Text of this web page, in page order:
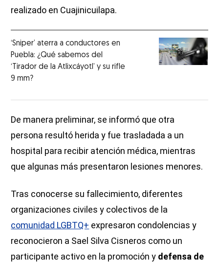
realizado en Cuajinicuilapa.
‘Sniper’ aterra a conductores en
Puebla: ¿Qué sabemos del
‘Tirador de la Atlixcáyotl’ y su rifle
9 mm?
De manera preliminar, se informó que otra
persona resultó herida y fue trasladada a un
hospital para recibir atención médica, mientras
que algunas más presentaron lesiones menores.
Tras conocerse su fallecimiento, diferentes
organizaciones civiles y colectivos de la
comunidad LGBTQ+ expresaron condolencias y
reconocieron a Sael Silva Cisneros como un
participante activo en la promoción y defensa de